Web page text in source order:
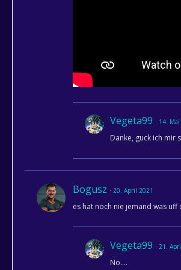
Vegeta99 14. Mai
Danke, guck ich mir
Bogusz 20. April 2021
es hat noch nie jemand was uff
Vegeta99 21.
Nö....